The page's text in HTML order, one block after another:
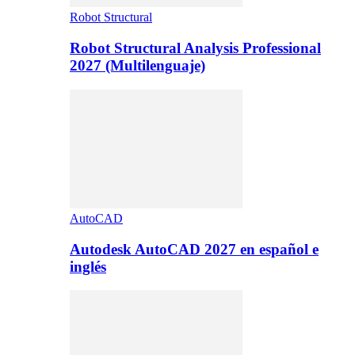
Robot Structural
Robot Structural Analysis Professional
2027 (Multilenguaje)
AutoCAD
Autodesk AutoCAD 2027 en español e
inglés